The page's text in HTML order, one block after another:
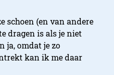
schoen (en van andere
dragen is als je niet
ja, omdat je zo
kan ik me daar